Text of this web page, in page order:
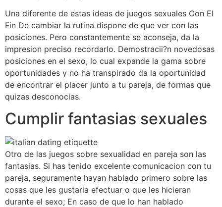
Una diferente de estas ideas de juegos sexuales Con El
Fin De cambiar la rutina dispone de que ver con las
posiciones. Pero constantemente se aconseja, da la
impresion preciso recordarlo. Demostracii?n novedosas
posiciones en el sexo, lo cual expande la gama sobre
oportunidades y no ha transpirado da la oportunidad
de encontrar el placer junto a tu pareja, de formas que
quizas desconocias.
Cumplir fantasias sexuales
Otro de las juegos sobre sexualidad en pareja son las
fantasias. Si has tenido excelente comunicacion con tu
pareja, seguramente hayan hablado primero sobre las
cosas que les gustaria efectuar o que les hicieran
durante el sexo; En caso de que lo han hablado